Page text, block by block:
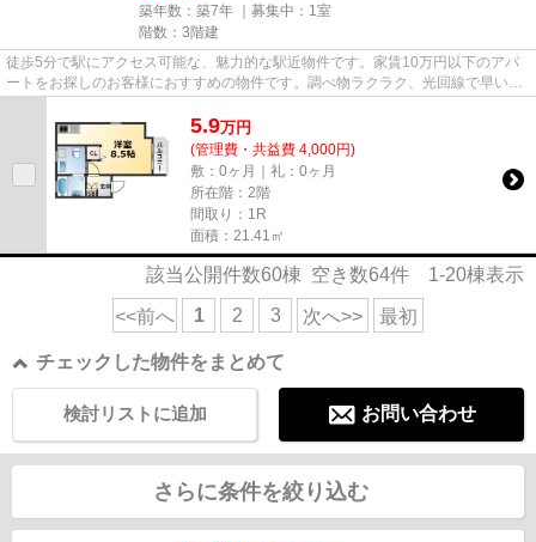
築年数：築7年 ｜募集中： 1室
階数：3階建
徒歩5分で駅にアクセス可能な、魅力的な駅近物件です。家賃10万円以下のアパ
ートをお探しのお客様におすすめの物件です。調べ物ラクラク、光回線で早い通
5.9万円
(管理費・共益費 4,000円)
敷：0ヶ月｜礼：0ヶ月
所在階：2階
間取り：1R
面積：21.41㎡
該当公開件数60棟 空き数64件 1-20棟表示
<<前へ 1 2 3 次へ>> 最初
チェックした物件をまとめて
お問い合わせ
検討リストに追加
さらに条件を絞り込む